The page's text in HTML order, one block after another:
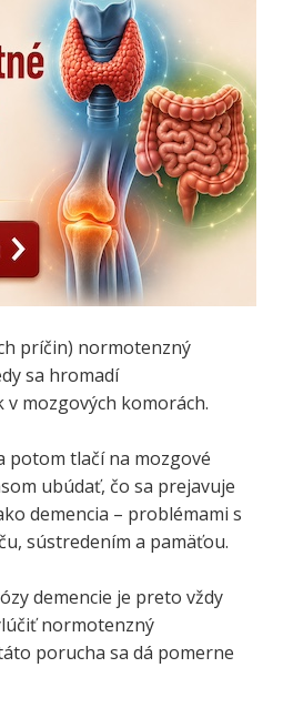
príčin) normotenzný
sa hromadí
mozgových komorách.
potom tlačí na mozgové
ubúdať, čo sa prejavuje
demencia – problémami s
sústredením a pamäťou.
demencie je preto vždy
normotenzný
porucha sa dá pomerne